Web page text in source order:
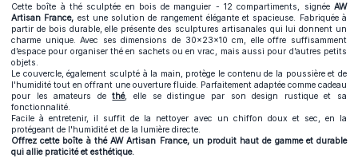
Cette boîte à thé sculptée en bois de manguier - 12 compartiments, signée AW
Artisan France, est une solution de rangement élégante et spacieuse. Fabriquée à
partir de bois durable, elle présente des sculptures artisanales qui lui donnent un
charme unique. Avec ses dimensions de 30x23x10 cm, elle offre suffisamment
d’espace pour organiser thé en sachets ou en vrac, mais aussi pour d’autres petits
objets.
Le couvercle, également sculpté à la main, protège le contenu de la poussière et de
l'humidité tout en offrant une ouverture fluide. Parfaitement adaptée comme cadeau
pour les amateurs dethé, elle se distingue par son design rustique et sa
fonctionnalité.
Facile à entretenir, il suffit de la nettoyer avec un chiffon doux et sec, en la
protégeant de l'humidité et de la lumière directe.
Offrez cette boîte à thé AW Artisan France, un produit haut de gamme et durable
qui allie praticité et esthétique.